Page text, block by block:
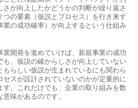
さが向上したかどうかの判断が繰り返さ
つの要素（仮説とプロセス）を行き来す
業の成功確率）が向上するという仕組み
業開発を進めていけば、新規事業の成功
も、仮説の確からしさが向上していない
もらしい仮説が生まれているにも関わら
セスが設計されていないのかが定量的に
す。これだけでも、企業の取り組みを数
味があるのです。